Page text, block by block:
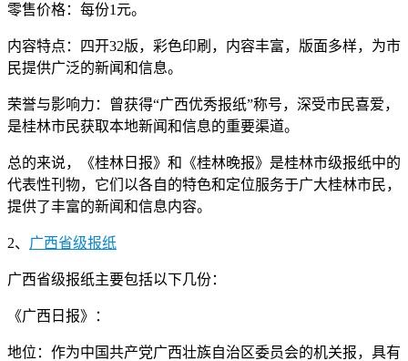
零售价格：每份1元。
内容特点：四开32版，彩色印刷，内容丰富，版面多样，为市
民提供广泛的新闻和信息。
荣誉与影响力：曾获得“广西优秀报纸”称号，深受市民喜爱，
是桂林市民获取本地新闻和信息的重要渠道。
总的来说，《桂林日报》和《桂林晚报》是桂林市级报纸中的
代表性刊物，它们以各自的特色和定位服务于广大桂林市民，
提供了丰富的新闻和信息内容。
2、 广西省级报纸
广西省级报纸主要包括以下几份：
《广西日报》：
地位：作为中国共产党广西壮族自治区委员会的机关报，具有